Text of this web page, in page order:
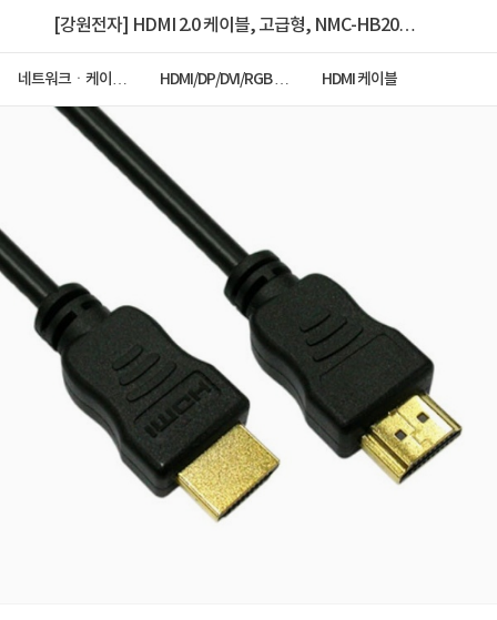
[강원전자] HDMI 2.0 케이블, 고급형, NMC-HB20Z
네트워크ㆍ케이블
HDMI/DP/DVI/RGB 케
HDMI 케이블